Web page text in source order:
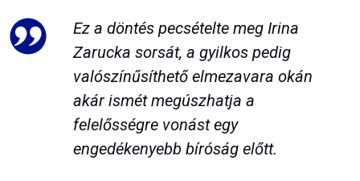
Ez a döntés pecsételte meg Irina
Zarucka sorsát, a gyilkos pedig
valószínűsíthető elmezavara okán
akár ismét megúszhatja a
felelősségre vonást egy
engedékenyebb bíróság előtt.